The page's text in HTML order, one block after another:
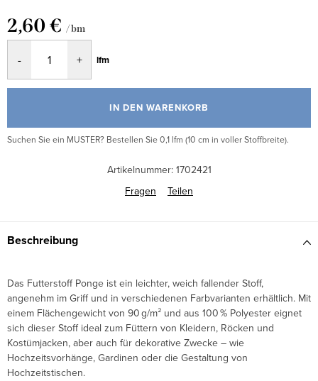
2,60 € / bm
lfm
IN DEN WARENKORB
Suchen Sie ein MUSTER? Bestellen Sie 0,1 lfm (10 cm in voller Stoffbreite).
Artikelnummer: 1702421
Fragen
Teilen
Beschreibung
Das Futterstoff Ponge ist ein leichter, weich fallender Stoff,
angenehm im Griff und in verschiedenen Farbvarianten erhältlich. Mit
einem Flächengewicht von 90 g/m² und aus 100 % Polyester eignet
sich dieser Stoff ideal zum Füttern von Kleidern, Röcken und
Kostümjacken, aber auch für dekorative Zwecke – wie
Hochzeitsvorhänge, Gardinen oder die Gestaltung von
Hochzeitstischen.